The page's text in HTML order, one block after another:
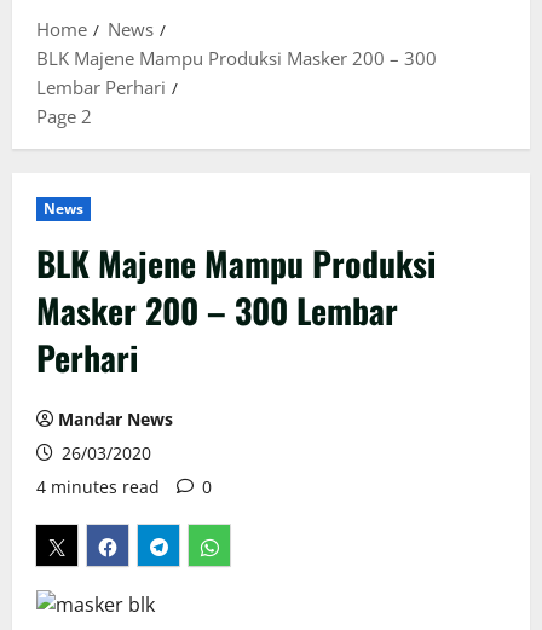
Home
News
BLK Majene Mampu Produksi Masker 200 – 300
Lembar Perhari
Page 2
News
BLK Majene Mampu Produksi
Masker 200 – 300 Lembar
Perhari
Mandar News
26/03/2020
4 minutes read
0